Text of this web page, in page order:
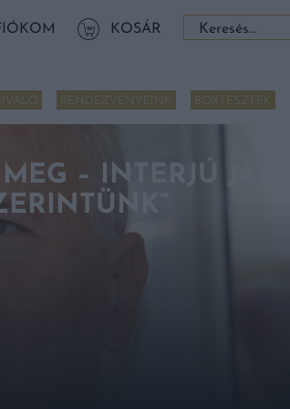
KOSÁR Keresés:
RENDEZVÉNYEINK BORTESZTEK
– INTERJÚ JÁSDI